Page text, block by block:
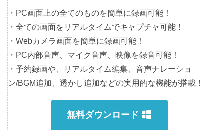
・PC画面上の全てのものを簡単に録画可能！
・全ての画面をリアルタイムでキャプチャ可能！
・Webカメラ画面を簡単に録画可能！
・PC内部音声、マイク音声、映像を録音可能！
・予約録画や、リアルタイム編集、音声ナレーショ
ン/BGM追加、透かし追加などの実用的な機能が搭載！
無料ダウンロード